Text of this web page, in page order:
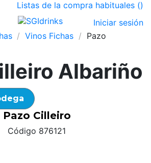
Listas de la compra habituales ()
Iniciar sesión
Vinos Fichas
Pazo
Albariño
Pazo Cilleiro
Código 876121